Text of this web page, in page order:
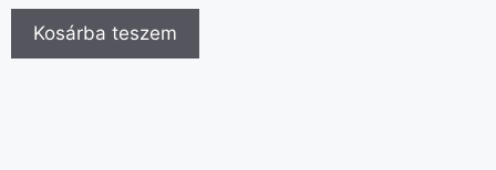
Kosárba teszem